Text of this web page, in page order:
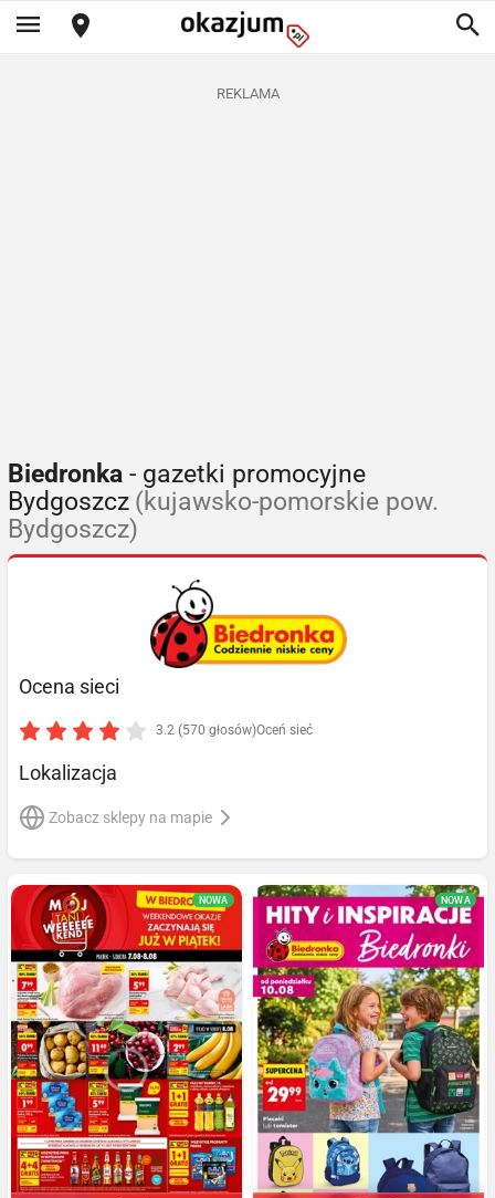
REKLAMA
Biedronka - gazetki promocyjne
Bydgoszcz (kujawsko-pomorskie pow.
Bydgoszcz)
Ocena sieci
3.2 (570 głosów)Oceń sieć
Lokalizacja
Zobacz sklepy na mapie
NOWA NOWA